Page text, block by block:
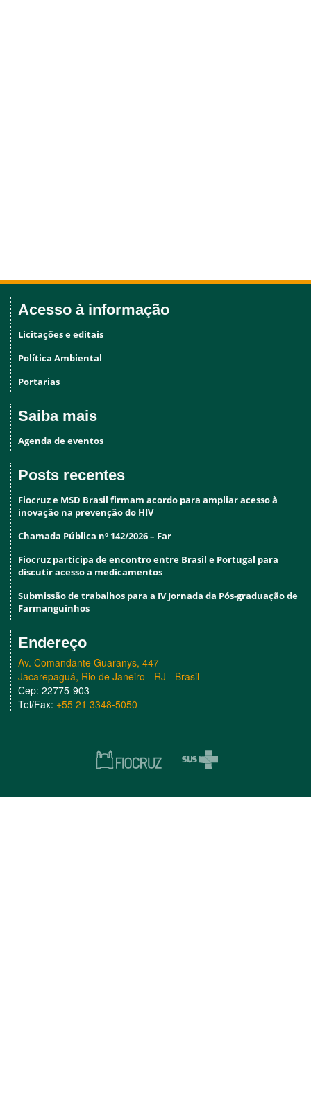
Acesso à informação
Licitações e editais
Política Ambiental
Portarias
Saiba mais
Agenda de eventos
Posts recentes
Fiocruz e MSD Brasil firmam acordo para ampliar acesso à
inovação na prevenção do HIV
Chamada Pública nº 142/2026 – Far
Fiocruz participa de encontro entre Brasil e Portugal para
discutir acesso a medicamentos
Submissão de trabalhos para a IV Jornada da Pós-graduação de
Farmanguinhos
Endereço
Av. Comandante Guaranys, 447
Jacarepaguá, Rio de Janeiro - RJ - Brasil
Cep: 22775-903
Tel/Fax: +55 21 3348-5050